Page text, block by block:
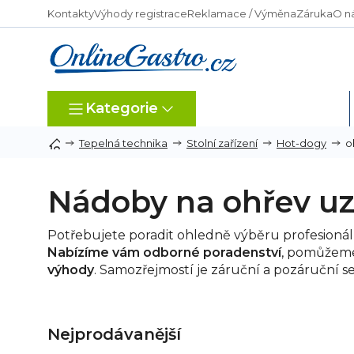
na
KontaktyVýhody registraceReklamace / VýměnaZárukaO
Kategorie
Tepelná technika Stolní zařízení Hot-dogy
Nádoby na ohřev
Potřebujete poradit ohledně výběru
Nabízíme vám odborné poradenství,
výhody. Samozřejmostí je záruční a pozáruční
Nejprodávanější